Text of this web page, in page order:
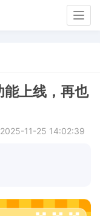
上线，再也
2025-11-25 14:02:39